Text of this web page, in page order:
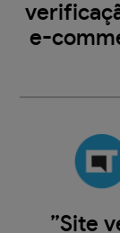
e-
”Site